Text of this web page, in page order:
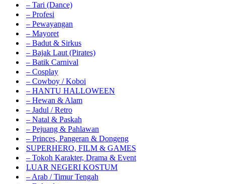
– Tari (Dance)
– Profesi
– Pewayangan
– Mayoret
– Badut & Sirkus
– Bajak Laut (Pirates)
– Batik Carnival
– Cosplay
– Cowboy / Koboi
– HANTU HALLOWEEN
– Hewan & Alam
– Jadul / Retro
– Natal & Paskah
– Pejuang & Pahlawan
– Princes, Pangeran & Dongeng
SUPERHERO, FILM & GAMES
– Tokoh Karakter, Drama & Event
LUAR NEGERI KOSTUM
– Arab / Timur Tengah